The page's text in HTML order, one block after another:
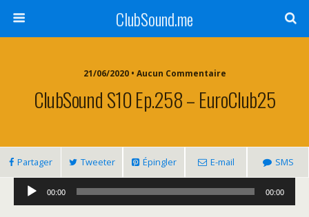
ClubSound.me
21/06/2020 • Aucun Commentaire
ClubSound S10 Ep.258 – EuroClub25
Partager Tweeter Épingler E-mail SMS
Lecteur
audio
00:00 00:00